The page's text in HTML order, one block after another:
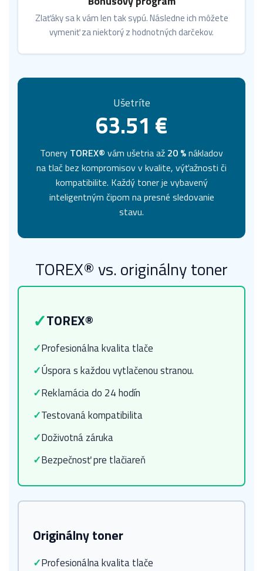
Zlaťáky sa k vám len tak sypú. Následne ich môžete
vymeniť za niektorý z hodnotných darčekov.
Ušetríte
63.51 €
Tonery TOREX® vám ušetria až 20 %nákladov
na tlač bez kompromisov v kvalite, výťažnosti či
kompatibilite. Každý toner je vybavený
inteligentným čipom na presné sledovanie
stavu.
TOREX® vs. originálny toner
✓TOREX®
✓Profesionálna kvalita tlače
✓Úspora s každou vytlačenou stranou.
✓Reklamácia do 24 hodín
✓Testovaná kompatibilita
✓Doživotná záruka
✓Bezpečnosť pre tlačiareň
Originálny toner
✓Profesionálna kvalita tlače